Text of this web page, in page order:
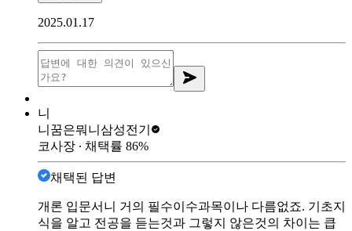
2025.01.17
니
니꿈은뭐니 삼성전기
코사장 ∙ 채택률 86%
채택된 답변
개론 입문서니 거의 필수이수과목이나 다름없죠. 기초지
식을 알고 전공을 듣는것과 그렇지 않은것의 차이는 큽